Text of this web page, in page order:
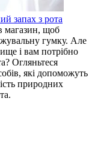
запах з рота
магазин, щоб
гумку. Але
і вам потрібно
Огляньтеся
які допоможуть
природних